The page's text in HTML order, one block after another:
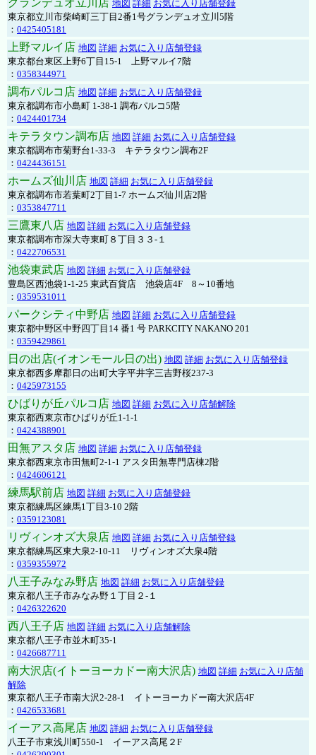
グランデュオ立川店 地図 詳細 お気に入り店舗登録
東京都立川市柴崎町三丁目2番1号グランデュオ立川5階
： 0425405181
上野マルイ店 地図 詳細 お気に入り店舗登録
東京都台東区上野6丁目15-1 上野マルイ7階
： 0358344971
調布パルコ店 地図 詳細 お気に入り店舗登録
東京都調布市小島町 1-38-1 調布パルコ5階
： 0424401734
キテラタウン調布店 地図 詳細 お気に入り店舗登録
東京都調布市菊野台1-33-3 キテラタウン調布2F
： 0424436151
ホームズ仙川店 地図 詳細 お気に入り店舗登録
東京都調布市若葉町2丁目1-7 ホームズ仙川店2階
： 0353847711
三鷹東八店 地図 詳細 お気に入り店舗登録
東京都調布市深大寺東町８丁目３３-１
： 0422706531
池袋東武店 地図 詳細 お気に入り店舗登録
豊島区西池袋1-1-25 東武百貨店 池袋店4F 8～10番地
： 0359531011
パークシティ中野店 地図 詳細 お気に入り店舗登録
東京都中野区中野四丁目14 番1 号 PARKCITY NAKANO 201
： 0359429861
日の出店(イオンモール日の出) 地図 詳細 お気に入り店舗登録
東京都西多摩郡日の出町大字平井字三吉野桜237-3
： 0425973155
ひばりが丘パルコ店 地図 詳細 お気に入り店舗解除
東京都西東京市ひばりが丘1-1-1
： 0424388901
田無アスタ店 地図 詳細 お気に入り店舗登録
東京都西東京市田無町2-1-1 アスタ田無専門店棟2階
： 0424606121
練馬駅前店 地図 詳細 お気に入り店舗登録
東京都練馬区練馬1丁目3-10 2階
： 0359123081
リヴィンオズ大泉店 地図 詳細 お気に入り店舗登録
東京都練馬区東大泉2-10-11 リヴィンオズ大泉4階
： 0359355972
八王子みなみ野店 地図 詳細 お気に入り店舗登録
東京都八王子市みなみ野１丁目２-１
： 0426322620
西八王子店 地図 詳細 お気に入り店舗解除
東京都八王子市並木町35-1
： 0426687711
南大沢店(イトーヨーカドー南大沢店) 地図 詳細 お気に入り店舗
解除
東京都八王子市南大沢2-28-1 イトーヨーカドー南大沢店4F
： 0426533681
イーアス高尾店 地図 詳細 お気に入り店舗登録
八王子市東浅川町550-1 イーアス高尾２F